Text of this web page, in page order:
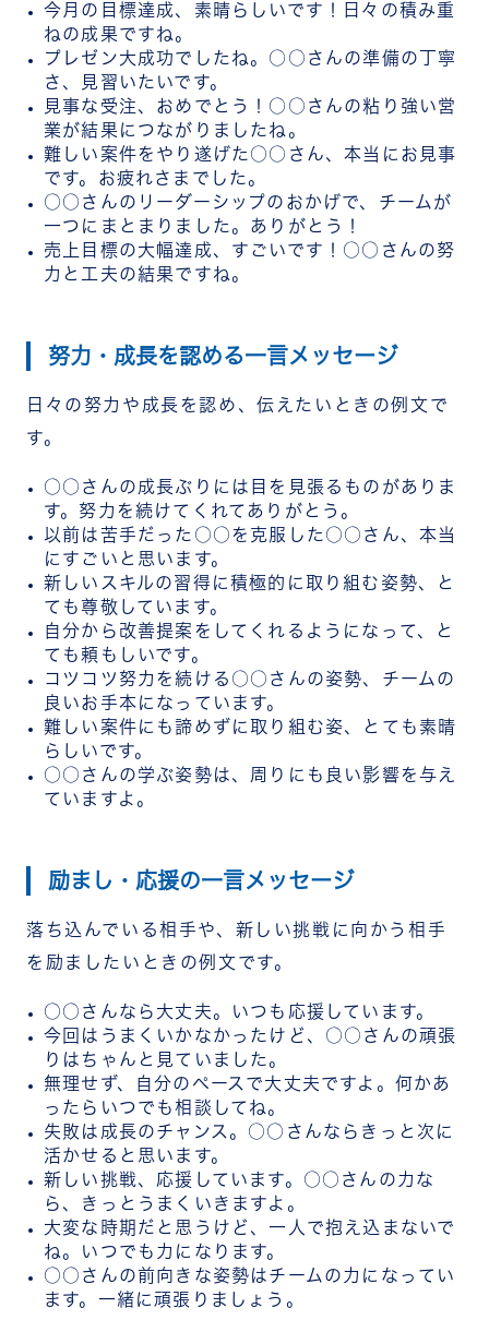
今月の目標達成、素晴らしいです！日々の積み重
ねの成果ですね。
プレゼン大成功でしたね。○○さんの準備の丁寧
さ、見習いたいです。
見事な受注、おめでとう！○○さんの粘り強い営
業が結果につながりましたね。
難しい案件をやり遂げた○○さん、本当にお見事
です。お疲れさまでした。
○○さんのリーダーシップのおかげで、チームが
一つにまとまりました。ありがとう！
売上目標の大幅達成、すごいです！○○さんの努
力と工夫の結果ですね。
努力・成長を認める一言メッセージ
日々の努力や成長を認め、伝えたいときの例文で
す。
○○さんの成長ぶりには目を見張るものがありま
す。努力を続けてくれてありがとう。
以前は苦手だった○○を克服した○○さん、本当
にすごいと思います。
新しいスキルの習得に積極的に取り組む姿勢、と
ても尊敬しています。
自分から改善提案をしてくれるようになって、と
ても頼もしいです。
コツコツ努力を続ける○○さんの姿勢、チームの
良いお手本になっています。
難しい案件にも諦めずに取り組む姿、とても素晴
らしいです。
○○さんの学ぶ姿勢は、周りにも良い影響を与え
ていますよ。
励まし・応援の一言メッセージ
落ち込んでいる相手や、新しい挑戦に向かう相手
を励ましたいときの例文です。
○○さんなら大丈夫。いつも応援しています。
今回はうまくいかなかったけど、○○さんの頑張
りはちゃんと見ていました。
無理せず、自分のペースで大丈夫ですよ。何かあ
ったらいつでも相談してね。
失敗は成長のチャンス。○○さんならきっと次に
活かせると思います。
新しい挑戦、応援しています。○○さんの力な
ら、きっとうまくいきますよ。
大変な時期だと思うけど、一人で抱え込まないで
ね。いつでも力になります。
○○さんの前向きな姿勢はチームの力になってい
ます。一緒に頑張りましょう。